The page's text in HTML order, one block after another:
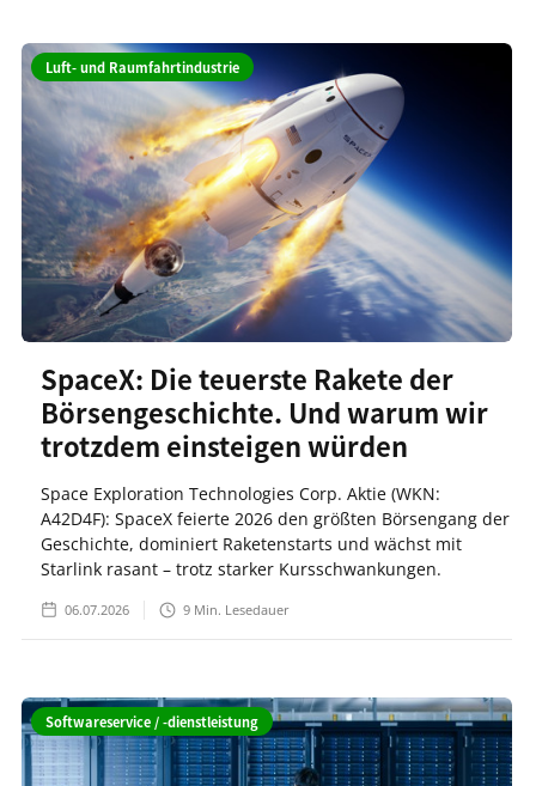
Luft- und Raumfahrtindustrie
SpaceX: Die teuerste Rakete der
Börsengeschichte. Und warum wir
trotzdem einsteigen würden
Space Exploration Technologies Corp. Aktie (WKN:
A42D4F): SpaceX feierte 2026 den größten Börsengang der
Geschichte, dominiert Raketenstarts und wächst mit
Starlink rasant – trotz starker Kursschwankungen.
06.07.2026 9 Min. Lesedauer
Softwareservice / -dienstleistung